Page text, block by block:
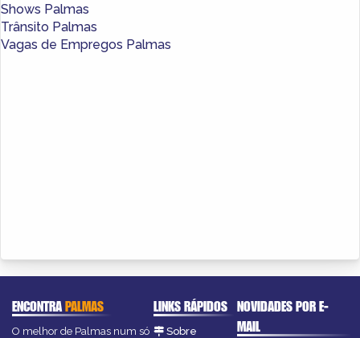
Shows Palmas
Trânsito Palmas
Vagas de Empregos Palmas
ENCONTRAPALMAS
O melhor de Palmas num só
LINKS RÁPIDOS
Sobre
NOVIDADES POR E-
MAIL